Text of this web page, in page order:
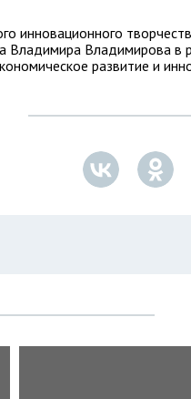
инновационного
Владимира Владимирова в
развитие и